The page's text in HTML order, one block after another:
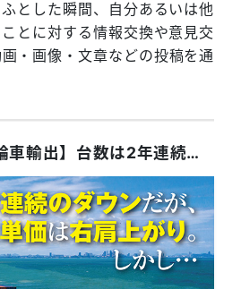
とした瞬間、自分あるいは他
とに対する情報交換や意見交
・画像・文章などの投稿を通
【2025年中古二輪車輸出】台数は2年連続のダウンだが、金額＆単価は右肩上がり。しかし…